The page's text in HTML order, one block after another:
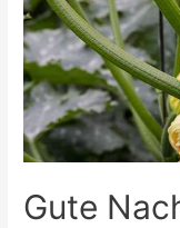
Gute